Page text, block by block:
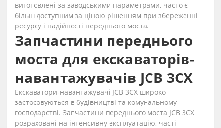
виготовлені за заводськими параметрами, часто є
більш доступним за ціною рішенням при збереженні
ресурсу і надійності переднього моста.
Запчастини переднього
моста для екскаваторів-
навантажувачів JCB 3CX
Екскаватори-навантажувачі JCB 3CX широко
застосовуються в будівництві та комунальному
господарстві. Запчастини переднього моста JCB 3CX
розраховані на інтенсивну експлуатацію, часті